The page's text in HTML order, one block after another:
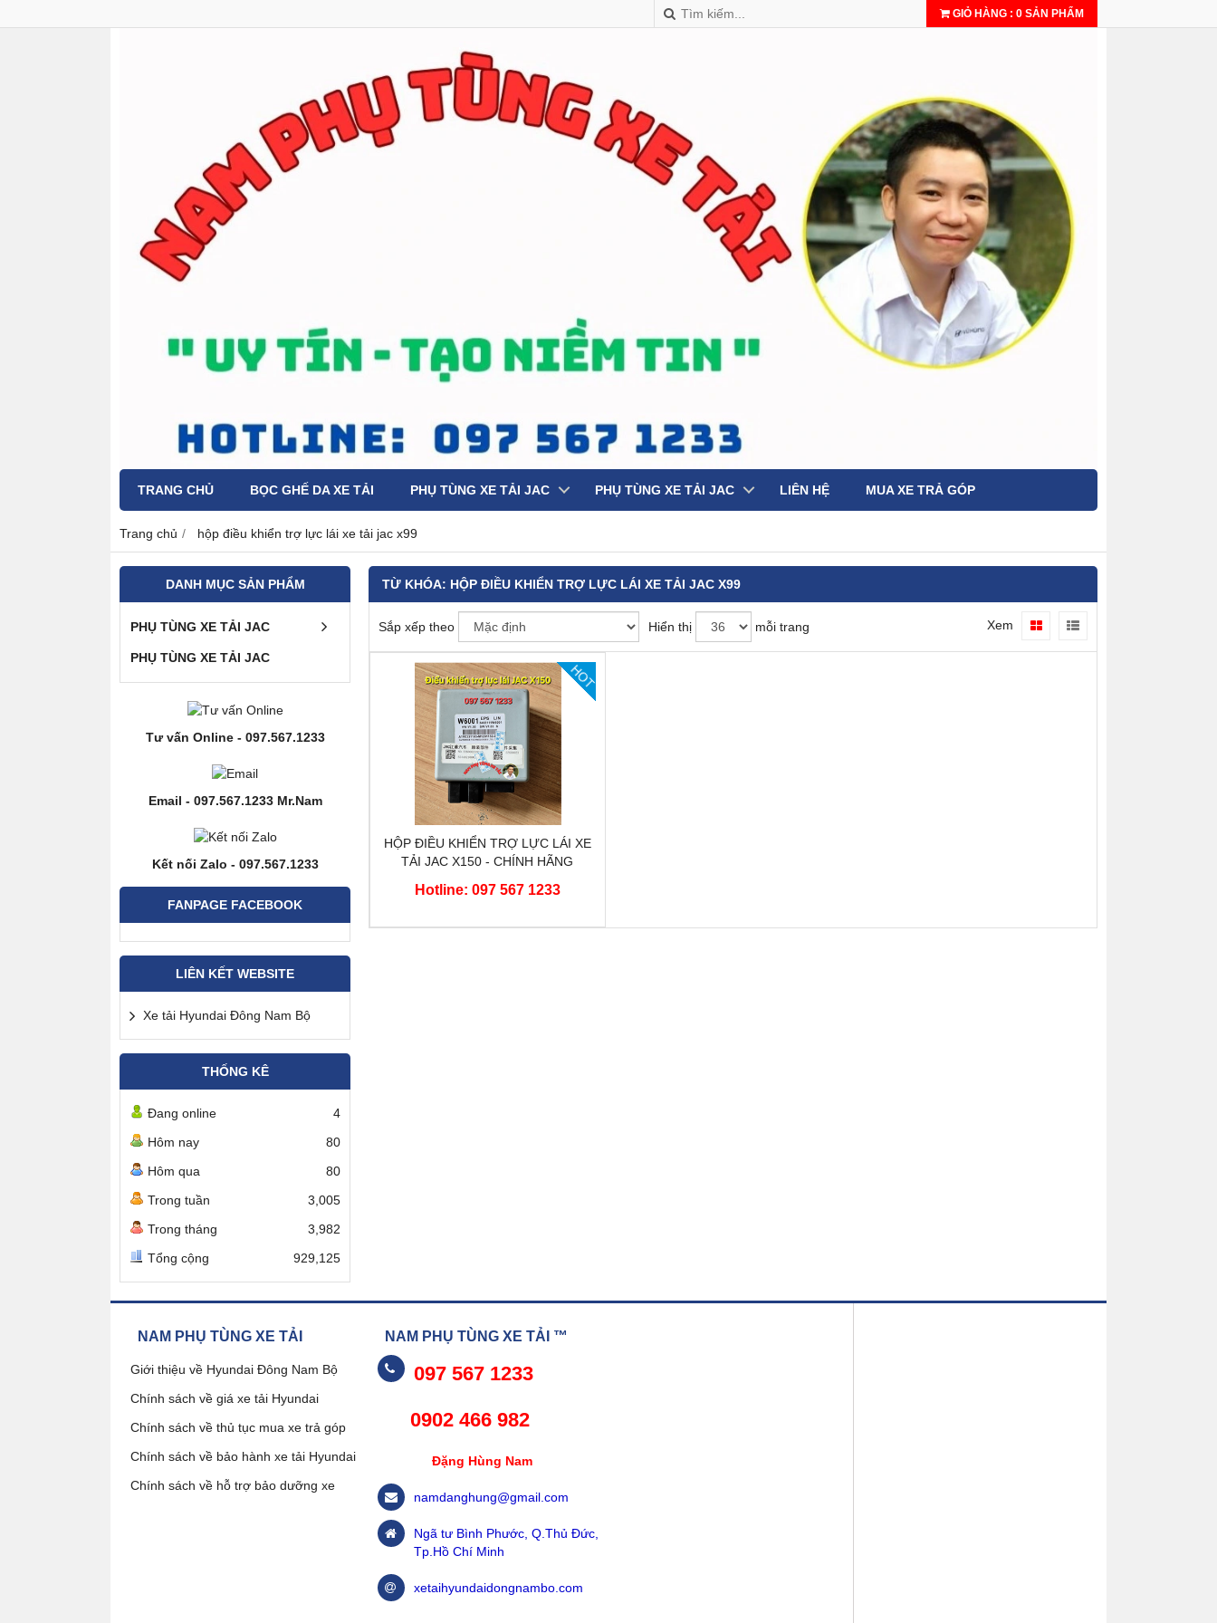
GIỎ HÀNG : 0 SẢN PHẨM
TRANG CHỦ BỌC GHẾ DA XE TẢI PHỤ TÙNG XE TẢI JAC PHỤ TÙNG XE TẢI JAC LIÊN HỆ MUA XE TRẢ GÓP
Trang chủ hộp điều khiển trợ lực lái xe tải jac x99
DANH MỤC SẢN PHẨM
PHỤ TÙNG XE TẢI JAC
PHỤ TÙNG XE TẢI JAC
Tư vấn Online - 097.567.1233
Email - 097.567.1233 Mr.Nam
Kết nối Zalo - 097.567.1233
FANPAGE FACEBOOK
LIÊN KẾT WEBSITE
Xe tải Hyundai Đông Nam Bộ
THỐNG KÊ
Đang online
4
Hôm nay
80
Hôm qua
80
Trong tuần
3,005
Trong tháng
3,982
Tổng cộng
929,125
TỪ KHÓA: HỘP ĐIỀU KHIỂN TRỢ LỰC LÁI XE TẢI JAC X99
Sắp xếp theo Hiển thị mỗi trang Xem
HOT
HỘP ĐIỀU KHIỂN TRỢ LỰC LÁI XE
TẢI JAC X150 - CHÍNH HÃNG
Hotline: 097 567 1233
NAM PHỤ TÙNG XE TẢI
Giới thiệu về Hyundai Đông Nam Bộ
Chính sách về giá xe tải Hyundai
Chính sách về thủ tục mua xe trả góp
Chính sách về bảo hành xe tải Hyundai
Chính sách về hỗ trợ bảo dưỡng xe
NAM PHỤ TÙNG XE TẢI ™
097 567 1233
0902 466 982
Đặng Hùng Nam
namdanghung@gmail.com
Ngã tư Bình Phước, Q.Thủ Đức,
Tp.Hồ Chí Minh
xetaihyundaidongnambo.com